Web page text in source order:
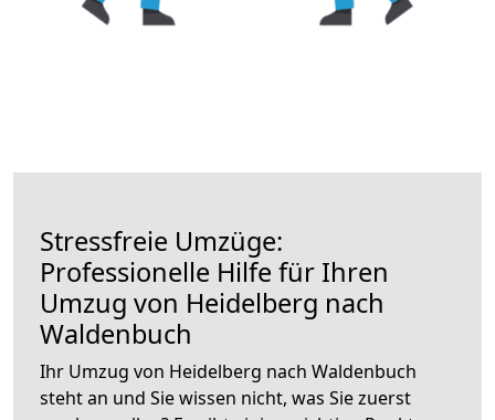
Stressfreie Umzüge:
Professionelle Hilfe für Ihren
Umzug von Heidelberg nach
Waldenbuch
Ihr Umzug von Heidelberg nach Waldenbuch
steht an und Sie wissen nicht, was Sie zuerst